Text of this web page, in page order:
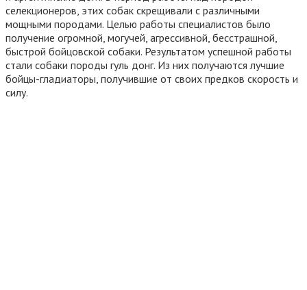
селекционеров, этих собак скрещивали с различными
мощными породами. Целью работы специалистов было
получение огромной, могучей, агрессивной, бесстрашной,
быстрой бойцовской собаки. Результатом успешной работы
стали собаки породы гуль донг. Из них получаются лучшие
бойцы-гладиаторы, получившие от своих предков скорость и
силу.